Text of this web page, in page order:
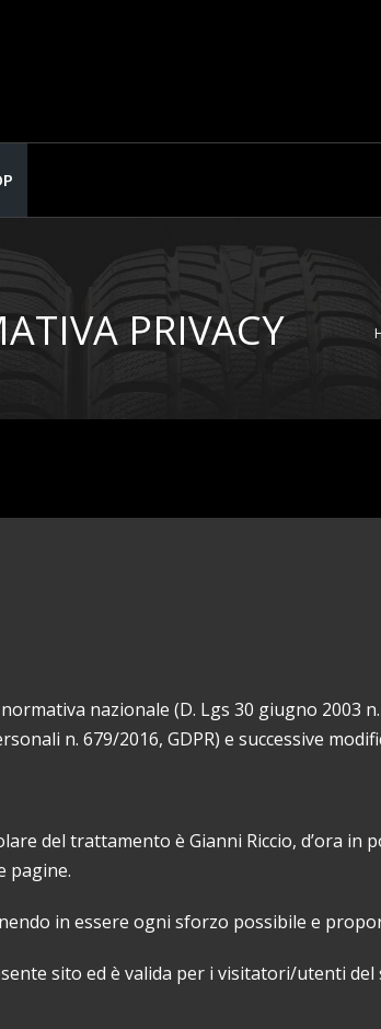
PRIVACY
nazionale (D. Lgs 30 giugno 2003
n. 679/2016, GDPR) e successive
del trattamento è Gianni Riccio, d’ora
pagine.
in essere ogni sforzo possibile e
sito ed è valida per i visitatori/utenti